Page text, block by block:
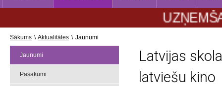
Sākums \ Aktualitātes \ Jaunumi
Jaunumi
Pasākumi
Latvijas
latviešu kino